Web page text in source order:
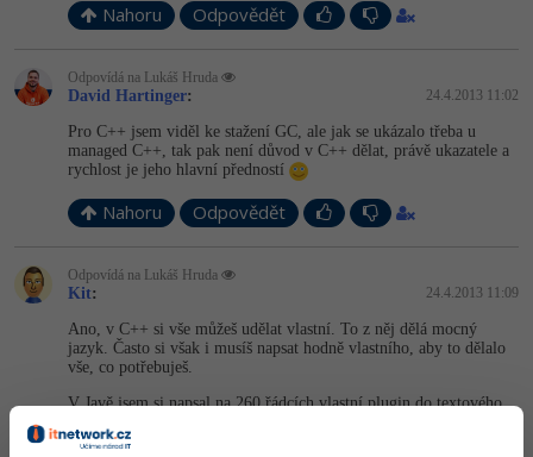
Fórum
Nahoru Odpovědět
Odpovídá na Lukáš Hruda
David Hartinger: 24.4.2013 11:02
Pro C++ jsem viděl ke stažení GC, ale jak se ukázalo třeba u
managed C++, tak pak není důvod v C++ dělat, právě ukazatele a
rychlost je jeho hlavní předností
Nahoru Odpovědět
Odpovídá na Lukáš Hruda
Kit: 24.4.2013 11:09
Ano, v C++ si vše můžeš udělat vlastní. To z něj dělá mocný
jazyk. Často si však i musíš napsat hodně vlastního, aby to dělalo
vše, co potřebuješ.
V Javě jsem si napsal na 260 řádcích vlastní plugin do textového
nedělalo všechno co potřebuji. Proto je potřebné pro každý projekt